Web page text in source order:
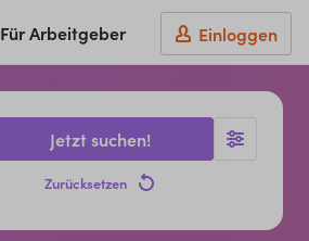
Für Arbeitgeber Einloggen
Jetzt suchen!
Zurücksetzen